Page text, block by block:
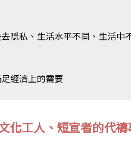
隱私、生活水平不同、生活中
經濟上的需要
化工人、短宣者的代禱